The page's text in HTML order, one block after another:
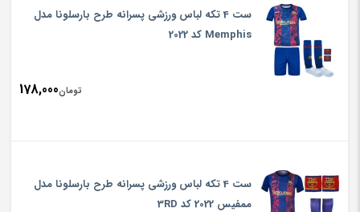
ست 4 تکه لباس ورزشی پسرانه طرح بارسلونا مدل
Memphis کد 2022
تومان178,000
ست 4 تکه لباس ورزشی پسرانه طرح بارسلونا مدل
ممفیس 2022 کد 3RD